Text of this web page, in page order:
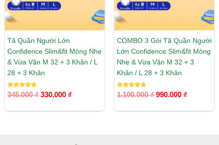
Tã Quần Người Lớn
Confidence Slim&fit Mỏng Nhẹ
& Vừa Vặn M 32 + 3 Khăn / L
28 + 3 Khăn
Được xếp
hạng
345.000₫ 330.000 ₫
COMBO 3 Gói Tã Quần Người
Lớn Confidence Slim&fit Mỏng
Nhẹ & Vừa Vặn M 32 + 3
Khăn / L 28 + 3 Khăn
Được xếp
hạng
1.100.000₫ 990.000 ₫